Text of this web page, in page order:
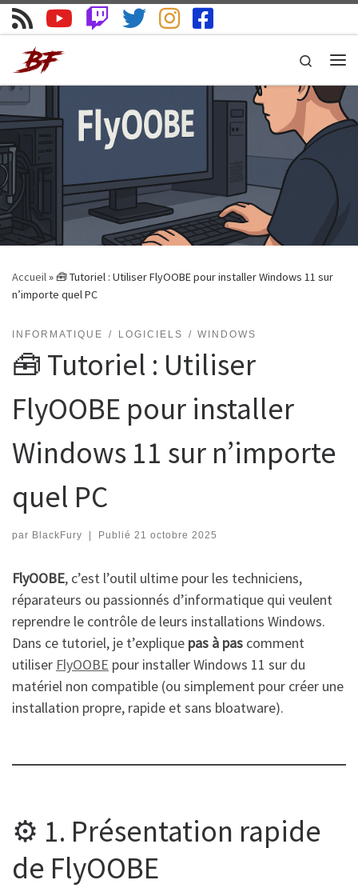
Skip to content
Search
Accueil» 🧰 Tutoriel : Utiliser FlyOOBE pour installer Windows 11 sur
n’importe quel PC
INFORMATIQUE LOGICIELS WINDOWS
🧰 Tutoriel : Utiliser
FlyOOBE pour installer
Windows 11 sur n’importe
quel PC
par BlackFury | Publié 21 octobre 2025
FlyOOBE, c’est l’outil ultime pour les techniciens,
réparateurs ou passionnés d’informatique qui veulent
reprendre le contrôle de leurs installations Windows.
Dans ce tutoriel, je t’explique pas à pas comment
utiliser FlyOOBE pour installer Windows 11 sur du
matériel non compatible (ou simplement pour créer une
installation propre, rapide et sans bloatware).
⚙️ 1. Présentation rapide
de FlyOOBE